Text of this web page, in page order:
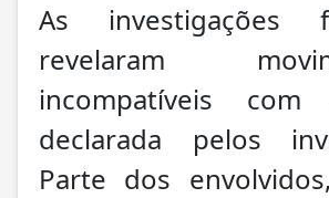
As investigações
revelaram
incompatíveis
declarada pelos
Parte dos